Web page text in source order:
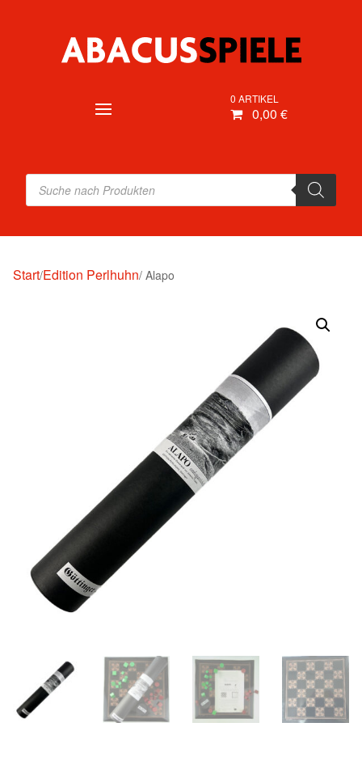
0 ARTIKEL
0,00 €
Products
search
Start/Edition Perlhuhn/ Alapo